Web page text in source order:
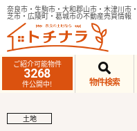
奈良市・生駒市・大和郡山市・木津川市
芝市・広陵町・葛城市の不動産売買情報
ご紹介可能物件
3268
件公開中! 物件検索
土地